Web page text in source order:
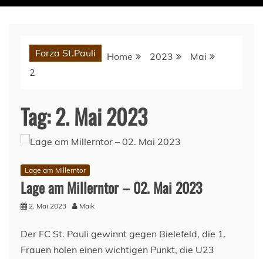
Forza St.Pauli Home 2023
Mai
2
Tag:2. Mai 2023
Lage am Millerntor
Lage am Millerntor – 02. Mai 2023
2. Mai 2023 Maik
Der FC St. Pauli gewinnt gegen Bielefeld, die 1.
Frauen holen einen wichtigen Punkt, die U23